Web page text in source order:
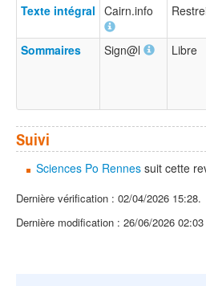
Texte intégral Cairn.info
Sommaires Sign@l Libre
Suivi
Sciences Po Rennes suit cette
Dernière vérification : 02/04/2026 15:28.
Dernière modification : 26/06/2026